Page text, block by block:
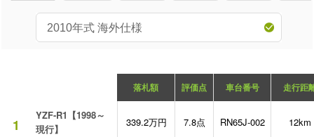
落札額 評価点 車台番号 走行距
1
YZF-R1【1998～
現行】
339.2万円 7.8点 RN65J-002 12km